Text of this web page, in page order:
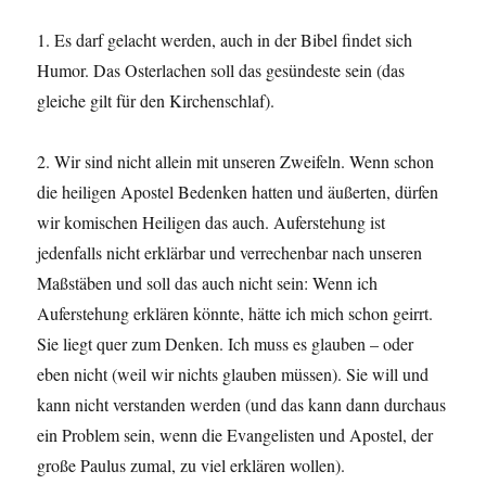
1. Es darf gelacht werden, auch in der Bibel findet sich
Humor. Das Osterlachen soll das gesündeste sein (das
gleiche gilt für den Kirchenschlaf).
2. Wir sind nicht allein mit unseren Zweifeln. Wenn schon
die heiligen Apostel Bedenken hatten und äußerten, dürfen
wir komischen Heiligen das auch. Auferstehung ist
jedenfalls nicht erklärbar und verrechenbar nach unseren
Maßstäben und soll das auch nicht sein: Wenn ich
Auferstehung erklären könnte, hätte ich mich schon geirrt.
Sie liegt quer zum Denken. Ich muss es glauben – oder
eben nicht (weil wir nichts glauben müssen). Sie will und
kann nicht verstanden werden (und das kann dann durchaus
ein Problem sein, wenn die Evangelisten und Apostel, der
große Paulus zumal, zu viel erklären wollen).